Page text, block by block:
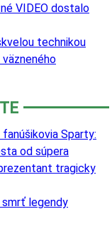
VIDEO dostalo
technikou
Sparty:
od súpera
tragicky
smrť legendy